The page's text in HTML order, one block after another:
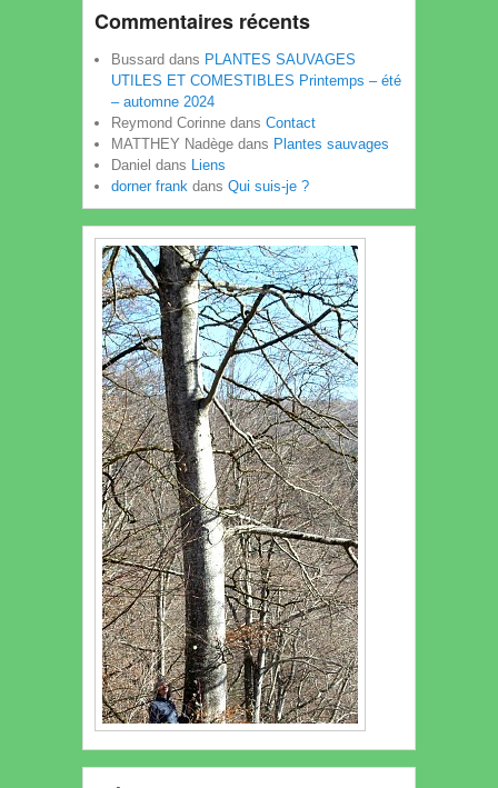
Commentaires récents
Bussard dans PLANTES SAUVAGES
UTILES ET COMESTIBLES Printemps – été
– automne 2024
Reymond Corinne dans Contact
MATTHEY Nadège dans Plantes sauvages
Daniel dans Liens
dorner frank dans Qui suis-je ?